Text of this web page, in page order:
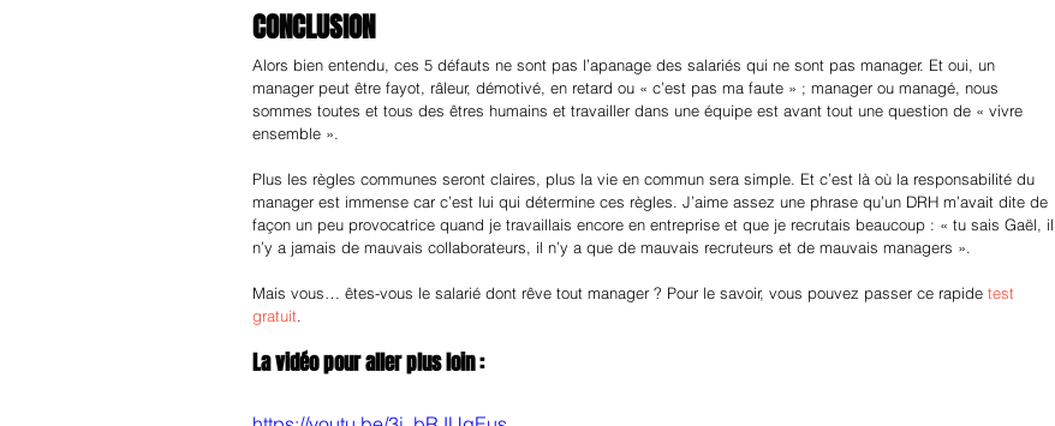
CONCLUSION
Alors bien entendu, ces 5 défauts ne sont pas l’apanage des salariés qui ne sont pas manager. Et oui, un
manager peut être fayot, râleur, démotivé, en retard ou « c’est pas ma faute » ; manager ou managé, nous
sommes toutes et tous des êtres humains et travailler dans une équipe est avant tout une question de « vivre
ensemble ».
Plus les règles communes seront claires, plus la vie en commun sera simple. Et c’est là où la responsabilité du
manager est immense car c’est lui qui détermine ces règles. J’aime assez une phrase qu’un DRH m’avait dite de
façon un peu provocatrice quand je travaillais encore en entreprise et que je recrutais beaucoup : « tu sais Gaël, il
n’y a jamais de mauvais collaborateurs, il n’y a que de mauvais recruteurs et de mauvais managers ».
Mais vous… êtes-vous le salarié dont rêve tout manager ? Pour le savoir, vous pouvez passer ce rapide test
gratuit.
La vidéo pour aller plus loin :